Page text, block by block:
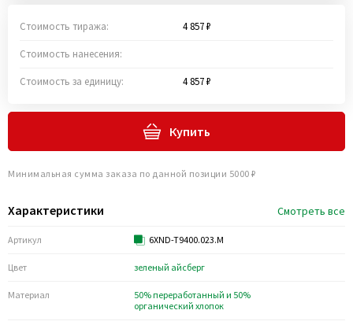
Характеристики Смотреть все
Артикул 6XND-T9400.023.M
Цвет зеленый айсберг
Материал
50% переработанный и 50%
органический хлопок
Стоимость тиража: 4 857 ₽
Стоимость нанесения:
Стоимость за единицу: 4 857 ₽
Купить
Минимальная сумма заказа по данной позиции 5000 ₽